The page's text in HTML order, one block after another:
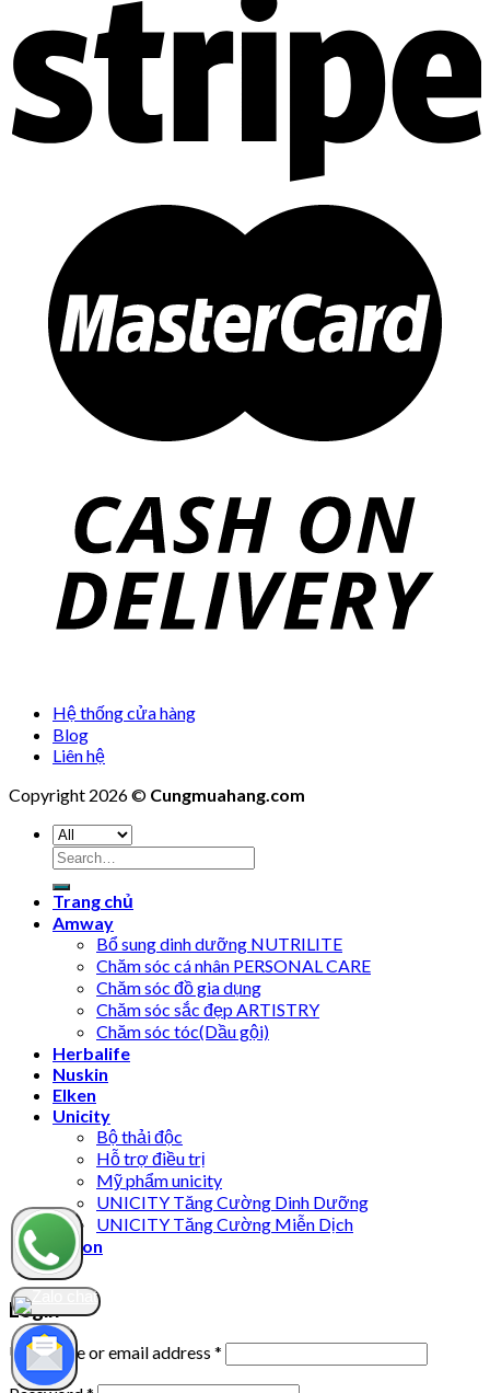
Hệ thống cửa hàng
Blog
Liên hệ
Copyright 2026 © Cungmuahang.com
Search
for:
Trang chủ
Amway
Bổ sung dinh dưỡng NUTRILITE
Chăm sóc cá nhân PERSONAL CARE
Chăm sóc đồ gia dụng
Chăm sóc sắc đẹp ARTISTRY
Chăm sóc tóc(Dầu gội)
Herbalife
Nuskin
Elken
Unicity
Bộ thải độc
Hỗ trợ điều trị
Mỹ phẩm unicity
UNICITY Tăng Cường Dinh Dưỡng
UNICITY Tăng Cường Miễn Dịch
Vision
Login
Username or email address *